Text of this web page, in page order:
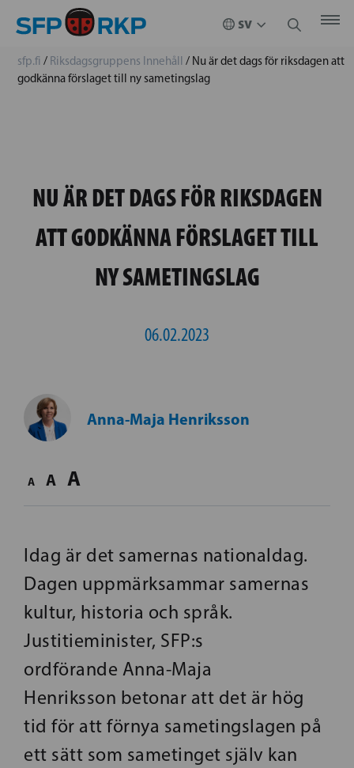
sfp.fi / Riksdagsgruppens Innehåll / Nu är det dags för riksdagen att
godkänna förslaget till ny sametingslag
NU ÄR DET DAGS FÖR RIKSDAGEN
ATT GODKÄNNA FÖRSLAGET TILL
NY SAMETINGSLAG
06.02.2023
Anna-Maja Henriksson
A A A
Idag är det samernas nationaldag.
Dagen uppmärksammar samernas
kultur, historia och språk.
Justitieminister, SFP:s
ordförande Anna-Maja
Henriksson betonar att det är hög
tid för att förnya sametingslagen på
ett sätt som sametinget själv kan